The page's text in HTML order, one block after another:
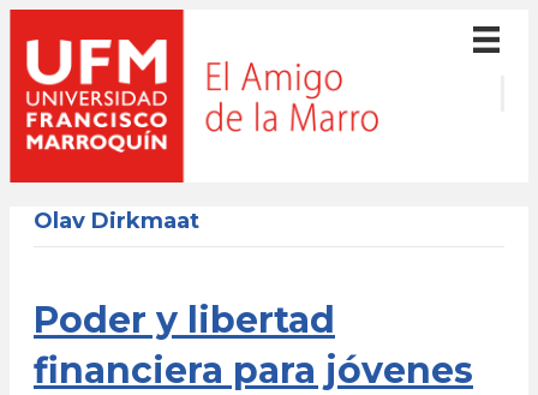
Olav Dirkmaat
Poder y libertad
financiera para jóvenes